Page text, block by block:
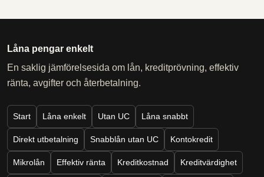
Låna pengar enkelt
En saklig jämförelsesida om lån, kreditprövning, effektiv
ränta, avgifter och återbetalning.
Start Låna enkelt Utan UC Låna snabbt
Direkt utbetalning Snabblån utan UC Kontokredit
Mikrolån Effektiv ränta Kreditkostnad Kreditvärdighet